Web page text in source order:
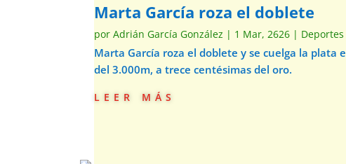
Marta García roza el doblete
porAdrián García González | 1 Mar, 2626 | Deportes
Marta García roza el doblete y se cuelga la
del 3.000m, a trece centésimas del oro.
leer más